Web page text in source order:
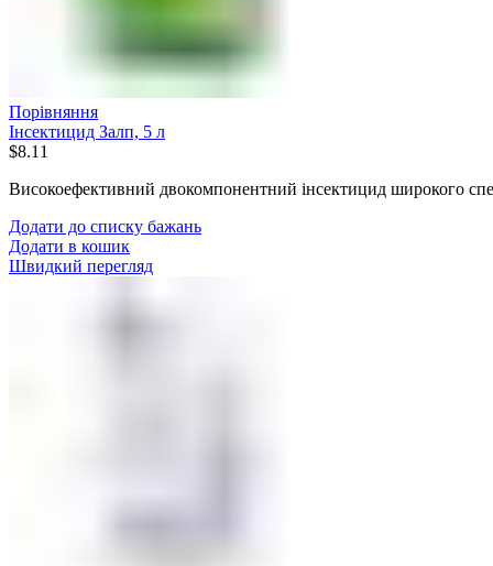
Порівняння
Інсектицид Залп, 5 л
$8.11
Високоефективний двокомпонентний інсектицид широкого
Додати до списку бажань
Додати в кошик
Швидкий перегляд